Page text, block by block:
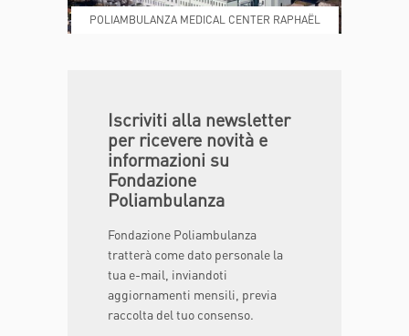
DONA ORA MAGAZINE
POLIAMBULANZA MEDICAL CENTER RAPHAËL
Iscriviti alla newsletter
per ricevere novità e
informazioni su
Fondazione
Poliambulanza
Fondazione Poliambulanza
tratterà come dato personale la
tua e-mail, inviandoti
aggiornamenti mensili, previa
raccolta del tuo consenso.